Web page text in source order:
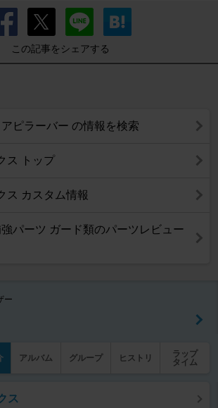
この記事をシェアする
ピラーバー の情報を検索
ス トップ
ス カスタム情報
パーツ ガード類のパーツレビュー
ー
アルバム グループ ヒストリ
ラップ
タイム
ス